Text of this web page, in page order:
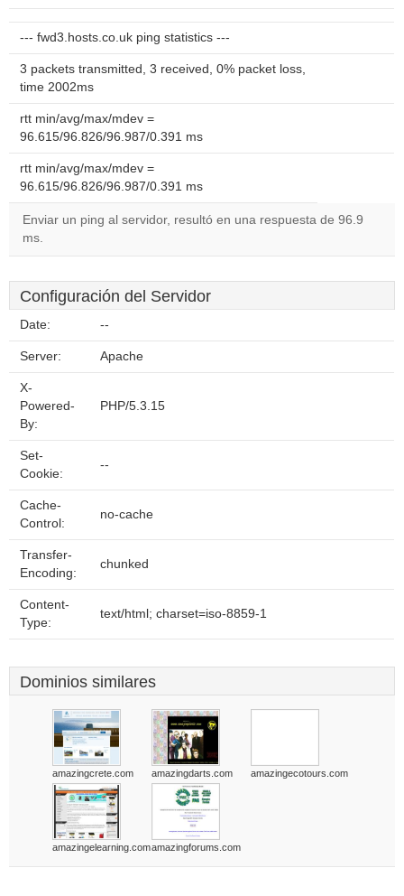
--- fwd3.hosts.co.uk ping statistics ---
3 packets transmitted, 3 received, 0% packet loss,
time 2002ms
rtt min/avg/max/mdev =
96.615/96.826/96.987/0.391 ms
rtt min/avg/max/mdev =
96.615/96.826/96.987/0.391 ms
Enviar un ping al servidor, resultó en una respuesta de 96.9
ms.
Configuración del Servidor
Date: --
Server: Apache
X-
Powered-
By:
PHP/5.3.15
Set-
Cookie:
--
Cache-
Control:
no-cache
Transfer-
Encoding:
chunked
Content-
Type:
text/html; charset=iso-8859-1
Dominios similares
amazingcrete.com amazingdarts.com amazingecotours.com
amazingelearning.comamazingforums.com